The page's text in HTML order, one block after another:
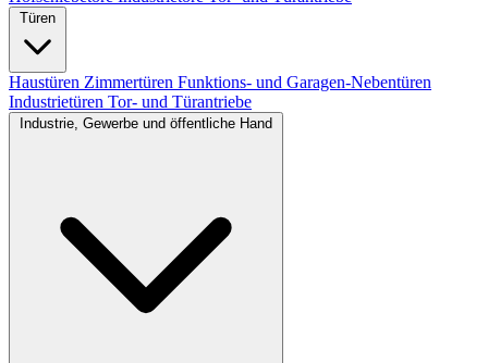
Haustüren Zimmertüren Funktions- und Garagen-Nebentüren
Industrietüren Tor- und Türantriebe